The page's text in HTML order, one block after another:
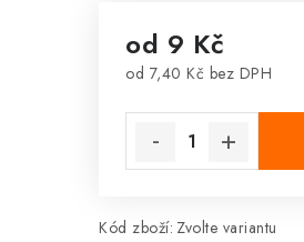
od 9 Kč
od 7,40 Kč bez DPH
Kód zboží: Zvolte variantu